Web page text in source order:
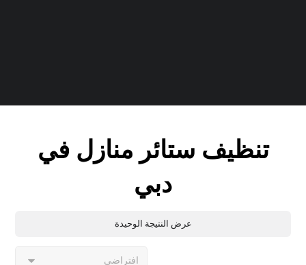
تنظيف ستائر منازل في
دبي
عرض النتيجة الوحيدة